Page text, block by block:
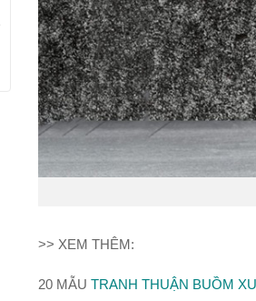
>> XEM THÊM:
20 MẪU TRANH THUẬN BUỒM